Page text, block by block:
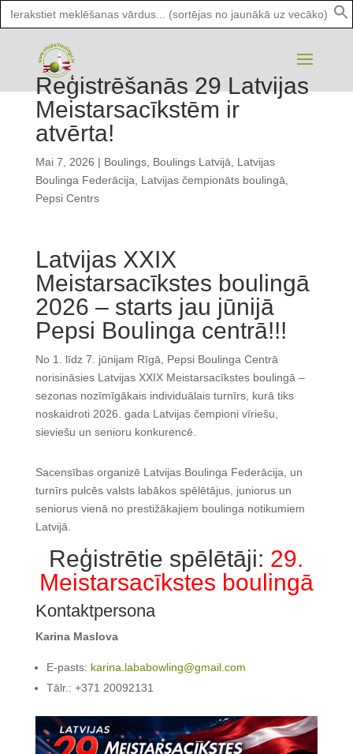
Search
for:
Reģistrēšanās 29 Latvijas
Meistarsacīkstēm ir
atvērta!
Mai 7, 2026 | Boulings, Boulings Latvijā
Latvijas
Boulinga Federācija
Latvijas čempionāts boulingā
Pepsi Centrs
Latvijas XXIX
Meistarsacīkstes boulingā
2026 – starts jau jūnijā
Pepsi Boulinga centrā!!!
No 1. līdz 7. jūnijam Rīgā, Pepsi Boulinga Centrā
norisināsies Latvijas XXIX Meistarsacīkstes boulingā –
sezonas nozīmīgākais individuālais turnīrs, kurā tiks
noskaidroti 2026. gada Latvijas čempioni vīriešu,
sieviešu un senioru konkurencē.
Sacensības organizē Latvijas Boulinga Federācija, un
turnīrs pulcēs valsts labākos spēlētājus, juniorus un
seniorus vienā no prestižākajiem boulinga notikumiem
Latvijā.
Reģistrētie spēlētāji: 29.
Meistarsacīkstes boulingā
Kontaktpersona
Karina Maslova
E-pasts: karina.lababowling@gmail.com
Tālr.: +371 20092131